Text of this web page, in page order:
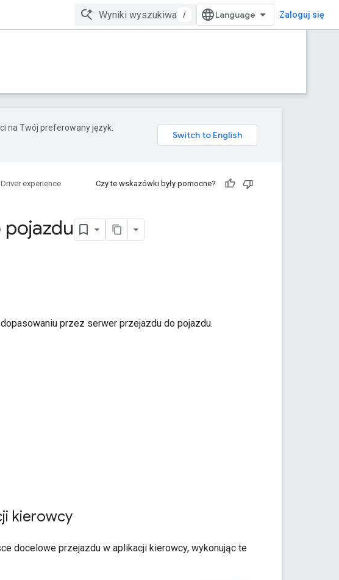
/ Zaloguj się
na Twój preferowany język.
Driver experience
Czy te wskazówki były pomocne?
pojazdu
przez serwer przejazdu do pojazdu.
kierowcy
docelowe przejazdu w aplikacji kierowcy, wykonując te